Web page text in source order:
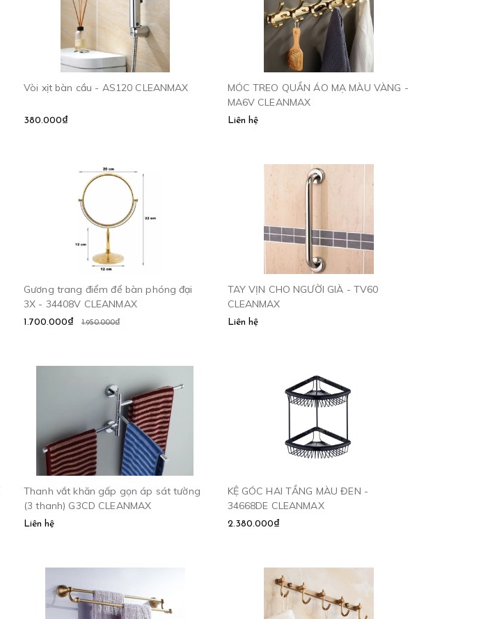
Vòi xịt bàn cầu - AS120 CLEANMAX
380.000₫
MÓC TREO QUẦN ÁO MẠ MÀU VÀNG -
MA6V CLEANMAX
Liên hệ
Gương trang điểm để bàn phóng đại
3X - 34408V CLEANMAX
1.700.000₫ 1.950.000₫
TAY VỊN CHO NGƯỜI GIÀ - TV60
CLEANMAX
Liên hệ
Thanh vắt khăn gấp gọn áp sát tường
(3 thanh) G3CD CLEANMAX
Liên hệ
KỆ GÓC HAI TẦNG MÀU ĐEN -
34668DE CLEANMAX
2.380.000₫